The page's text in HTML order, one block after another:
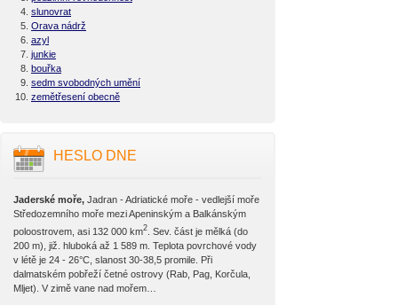
slunovrat
Orava nádrž
azyl
junkie
bouřka
sedm svobodných umění
zemětřesení obecně
HESLO DNE
Jaderské moře, Jadran - Adriatické moře - vedlejší moře
Středozemního moře mezi Apeninským a Balkánským
poloostrovem, asi 132 000 km2 . Sev. část je mělká (do
200 m), již. hluboká až 1 589 m. Teplota povrchové vody
v létě je 24 - 26°C, slanost 30-38,5 promile. Při
dalmatském pobřeží četné ostrovy (Rab, Pag, Korčula,
Mljet). V zimě vane nad mořem…